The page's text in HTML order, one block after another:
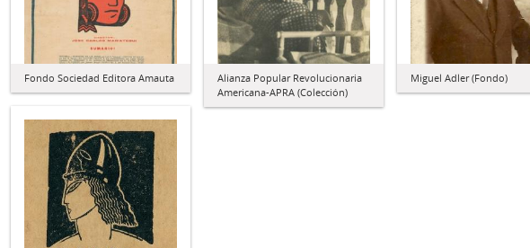
Fondo Sociedad Editora Amauta
Alianza Popular Revolucionaria
Americana-APRA (Colección)
Miguel Adler (Fondo)